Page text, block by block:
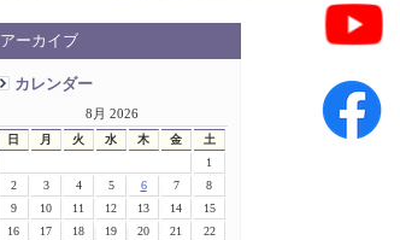
アーカイブ
カレンダー
8月 2026
日 月 火 水 木 金 土
1
2
3 4 5 6 7
8
9
10 11 12 13 14
15
16
17 18 19 20 21
22